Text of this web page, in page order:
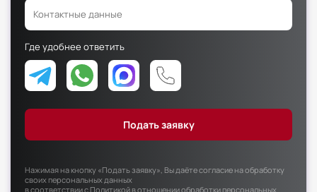
Факультет психологии
Где удобнее ответить
Нажимая на кнопку «Подать заявку», Вы даёте согласие на обработку
своих персональных данных
в соответствии сПолитикой в отношении обработки персональных